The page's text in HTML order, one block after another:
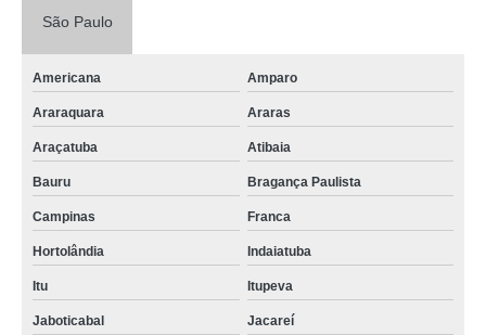
São Paulo
Americana Amparo
Araraquara Araras
Araçatuba Atibaia
Bauru Bragança Paulista
Campinas Franca
Hortolândia Indaiatuba
Itu Itupeva
Jaboticabal Jacareí